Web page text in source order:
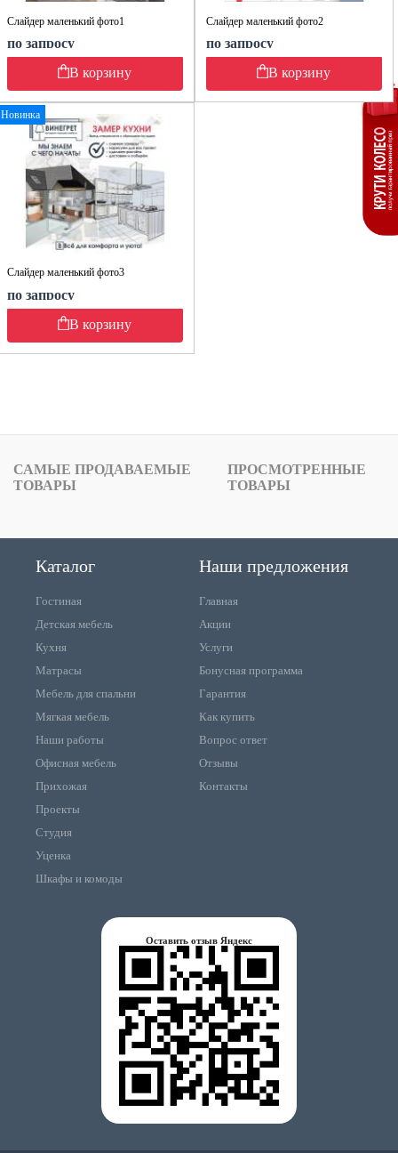
Слайдер маленький фото1
по запросу
В корзину
Слайдер маленький фото2
по запросу
В корзину
Новинка
Слайдер маленький фото3
по запросу
В корзину
САМЫЕ ПРОДАВАЕМЫЕ
ТОВАРЫ
ПРОСМОТРЕННЫЕ
ТОВАРЫ
Каталог
Гостиная
Детская мебель
Кухня
Матрасы
Мебель для спальни
Мягкая мебель
Наши работы
Офисная мебель
Прихожая
Проекты
Студия
Уценка
Шкафы и комоды
Наши предложения
Главная
Акции
Услуги
Бонусная программа
Гарантия
Как купить
Вопрос ответ
Отзывы
Контакты
Оставить отзыв Яндекс